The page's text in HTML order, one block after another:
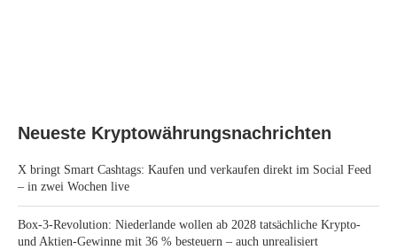
Neueste Kryptowährungsnachrichten
X bringt Smart Cashtags: Kaufen und verkaufen direkt im Social Feed
– in zwei Wochen live
Box-3-Revolution: Niederlande wollen ab 2028 tatsächliche Krypto-
und Aktien-Gewinne mit 36 % besteuern – auch unrealisiert